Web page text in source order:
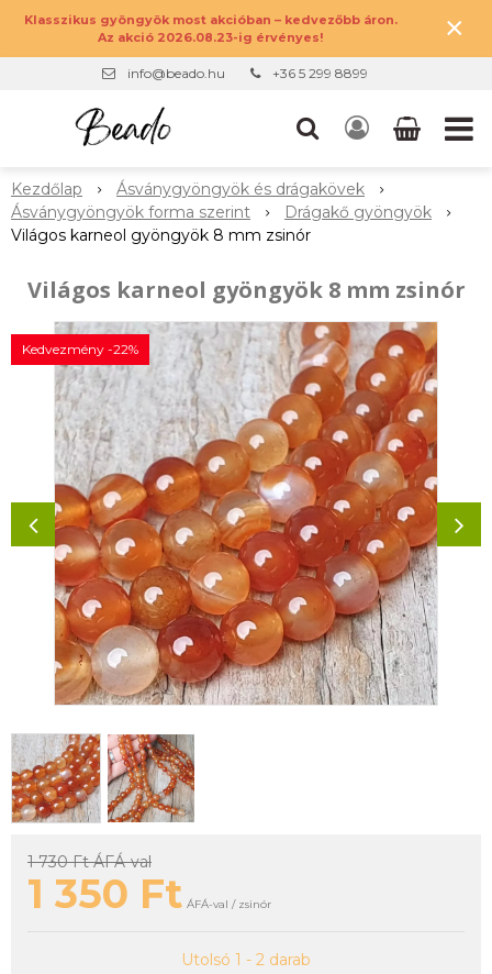
Klasszikus gyöngyök most akcióban – kedvezőbb áron.
Az akció 2026.08.23-ig érvényes!
×
info@beado.hu +36 5 299 8899
Kezdőlap
Ásványgyöngyök és drágakövek
Ásványgyöngyök forma szerint
Drágakő gyöngyök
Világos karneol gyöngyök 8 mm zsinór
Világos karneol gyöngyök 8 mm zsinór
Kedvezmény -22%
1 730 FtÁFÁ-val
1 350 Ft ÁFÁ-val / zsinór
Utolsó 1 - 2 darab